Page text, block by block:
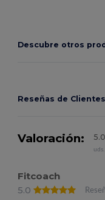
Descubre otros
Reseñas de
Valoración:
Fitcoach
5.0